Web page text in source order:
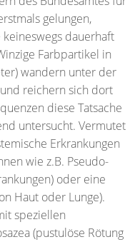
gelungen,
dauerhaft
Farbpartikel in
wandern unter der
reichern sich dort
diese Tatsache
untersucht. Vermutet
Erkrankungen
wie z.B. Pseudo-
oder eine
Haut oder Lunge).
speziellen
(pustulöse Rötung